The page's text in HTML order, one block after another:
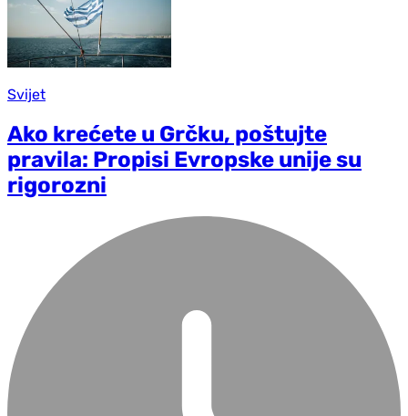
Svijet
Ako krećete u Grčku, poštujte
pravila: Propisi Evropske unije su
rigorozni